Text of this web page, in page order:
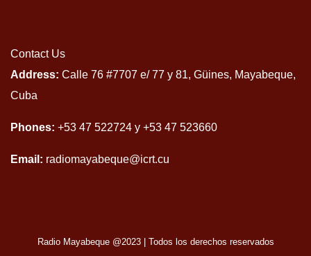
Contact Us
Address: Calle 76 #7707 e/ 77 y 81, Güines, Mayabeque,
Cuba
Phones: +53 47 522724 y +53 47 523660
Email: radiomayabeque@icrt.cu
Radio Mayabeque @2023 Todos los derechos reservados